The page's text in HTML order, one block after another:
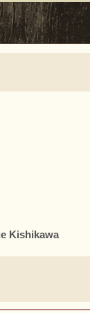
Kishikawa